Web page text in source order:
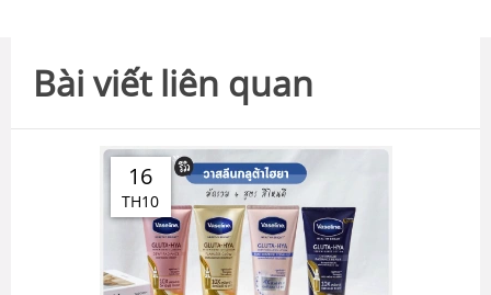
Bài viết liên quan
16
TH10